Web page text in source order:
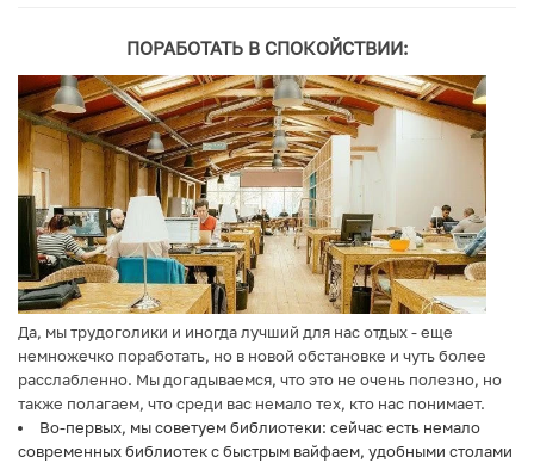
ПОРАБОТАТЬ В СПОКОЙСТВИИ:
Да, мы трудоголики и иногда лучший для нас отдых - еще
немножечко поработать, но в новой обстановке и чуть более
расслабленно. Мы догадываемся, что это не очень полезно, но
также полагаем, что среди вас немало тех, кто нас понимает.
Во-первых, мы советуем библиотеки: сейчас есть немало
современных библиотек с быстрым вайфаем, удобными столами